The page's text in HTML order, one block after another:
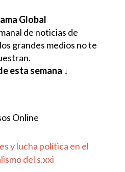
Global
de noticias de
grandes medios no te
esta semana ↓
Online